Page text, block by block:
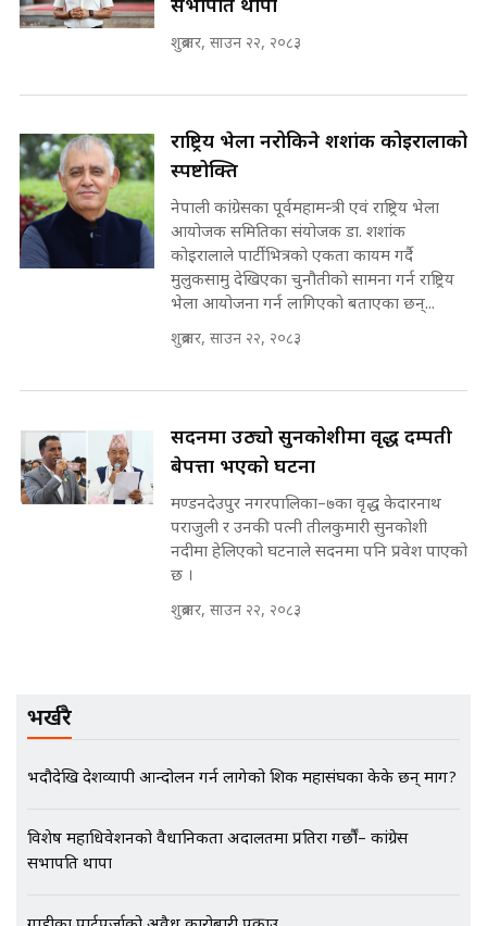
कहिले बन्ला चक्रपथ ? विस्तार कार्यमा
Expansion Dilemma |
गुरुङ, भक्कानिए सांसदहरू ||
SIDHAKURA ||
SIDHAKURA ||
प्रधानमन्त्री ? || SIDHAKURA ||
SIDHAKURA INVESTIGATION
||
मन्त्री र पूर्व मन्त्रीको ७८ लाख घुस डिलको
अडियो | FULL AUDIO |
SIDHAKURA |
मन्त्रीले घुस डिल गरेको अडियो ! दुई झोला
नोट मन्त्रीलाई घुस | SIDHAKURA |
कनेक्सन ! || VISIT VISA SCAM
सभापति थापा
शुक्रबार, साउन २२, २०८३
राष्ट्रिय भेला नरोकिने शशांक कोइरालाको
स्पष्टोक्ति
नेपाली कांग्रेसका पूर्वमहामन्त्री एवं राष्ट्रिय भेला
आयोजक समितिका संयोजक डा. शशांक
कोइरालाले पार्टीभित्रको एकता कायम गर्दै
मुलुकसामु देखिएका चुनौतीको सामना गर्न राष्ट्रिय
भेला आयोजना गर्न लागिएको बताएका छन्...
शुक्रबार, साउन २२, २०८३
सदनमा उठ्यो सुनकोशीमा वृद्ध दम्पती
बेपत्ता भएको घटना
मण्डनदेउपुर नगरपालिका–७का वृद्ध केदारनाथ
पराजुली र उनकी पत्नी तीलकुमारी सुनकोशी
नदीमा हेलिएको घटनाले सदनमा पनि प्रवेश पाएको
छ ।
शुक्रबार, साउन २२, २०८३
भर्खरै
भदौदेखि देशव्यापी आन्दोलन गर्न लागेको शिक्षक महासंघका केके छन् माग?
विशेष महाधिवेशनको वैधानिकता अदालतमा प्रतिरक्षा गर्छौं– कांग्रेस
सभापति थापा